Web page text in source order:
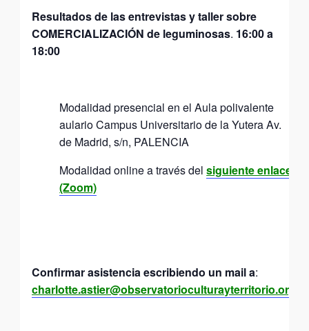
Resultados de las entrevistas y taller sobre
COMERCIALIZACIÓN de leguminosas. 16:00 a
18:00
Modalidad presencial en el Aula polivalente
aulario Campus Universitario de la Yutera Av.
de Madrid, s/n, PALENCIA
Modalidad online a través delsiguiente enlace
(Zoom)
Confirmar asistencia escribiendo un mail a:
charlotte.astier@observatorioculturayterritorio.org